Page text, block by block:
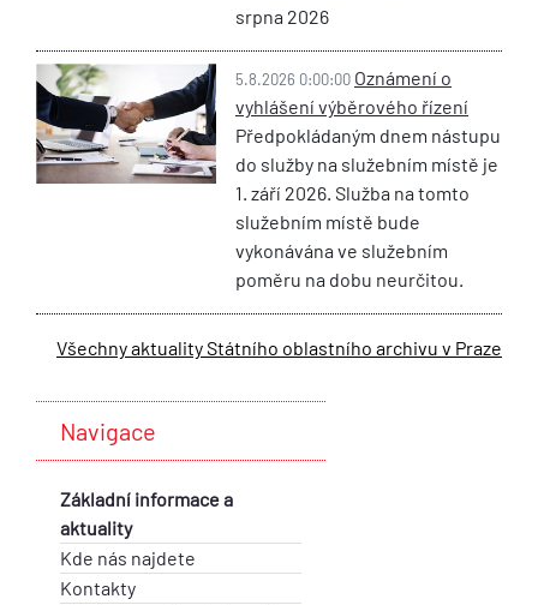
srpna 2026
5.8.2026 0:00:00 Oznámení o
vyhlášení výběrového řízení
Předpokládaným dnem nástupu
do služby na služebním místě je
1. září 2026. Služba na tomto
služebním místě bude
vykonávána ve služebním
poměru na dobu neurčitou.
Všechny aktuality Státního oblastního archivu v Praze
Navigace
Základní informace a
aktuality
Kde nás najdete
Kontakty